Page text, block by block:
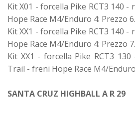
Kit X01 - forcella Pike RCT3 140 -
Hope Race M4/Enduro 4: Prezzo
Kit XX1 - forcella Pike RCT3 140 -
Hope Race M4/Enduro 4: Prezzo
Kit XX1 - forcella Pike RCT3
Trail - freni Hope Race M4/
SANTA CRUZ HIGHBALL A R 29